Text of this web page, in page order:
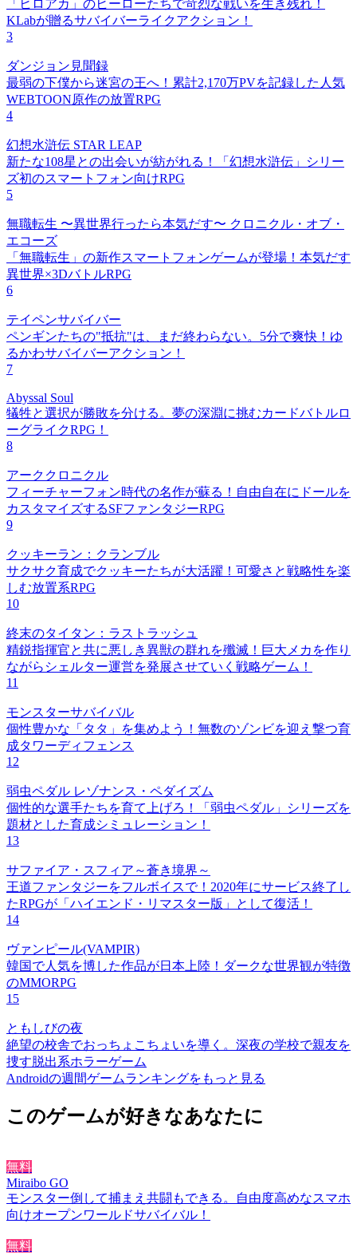
「ヒロアカ」のヒーローたちで苛烈な戦いを生き残れ！
KLabが贈るサバイバーライクアクション！
3
ダンジョン見聞録
最弱の下僕から迷宮の王へ！累計2,170万PVを記録した人気
WEBTOON原作の放置RPG
4
幻想水滸伝 STAR LEAP
新たな108星との出会いが紡がれる！「幻想水滸伝」シリー
ズ初のスマートフォン向けRPG
5
無職転生 〜異世界行ったら本気だす〜 クロニクル・オブ・
エコーズ
「無職転生」の新作スマートフォンゲームが登場！本気だす
異世界×3DバトルRPG
6
テイペンサバイバー
ペンギンたちの"抵抗"は、まだ終わらない。5分で爽快！ゆ
るかわサバイバーアクション！
7
Abyssal Soul
犠牲と選択が勝敗を分ける。夢の深淵に挑むカードバトルロ
ーグライクRPG！
8
アーククロニクル
フィーチャーフォン時代の名作が蘇る！自由自在にドールを
カスタマイズするSFファンタジーRPG
9
クッキーラン：クランブル
サクサク育成でクッキーたちが大活躍！可愛さと戦略性を楽
しむ放置系RPG
10
終末のタイタン：ラストラッシュ
精鋭指揮官と共に悪しき異獣の群れを殲滅！巨大メカを作り
ながらシェルター運営を発展させていく戦略ゲーム！
11
モンスターサバイバル
個性豊かな「タタ」を集めよう！無数のゾンビを迎え撃つ育
成タワーディフェンス
12
弱虫ペダル レゾナンス・ペダイズム
個性的な選手たちを育て上げろ！「弱虫ペダル」シリーズを
題材とした育成シミュレーション！
13
サファイア・スフィア～蒼き境界～
王道ファンタジーをフルボイスで！2020年にサービス終了し
たRPGが「ハイエンド・リマスター版」として復活！
14
ヴァンピール(VAMPIR)
韓国で人気を博した作品が日本上陸！ダークな世界観が特徴
のMMORPG
15
ともしびの夜
絶望の校舎でおっちょこちょいを導く。深夜の学校で親友を
捜す脱出系ホラーゲーム
Androidの週間ゲームランキングをもっと見る
このゲームが好きなあなたに
無料
Miraibo GO
モンスター倒して捕まえ共闘もできる。自由度高めなスマホ
向けオープンワールドサバイバル！
無料